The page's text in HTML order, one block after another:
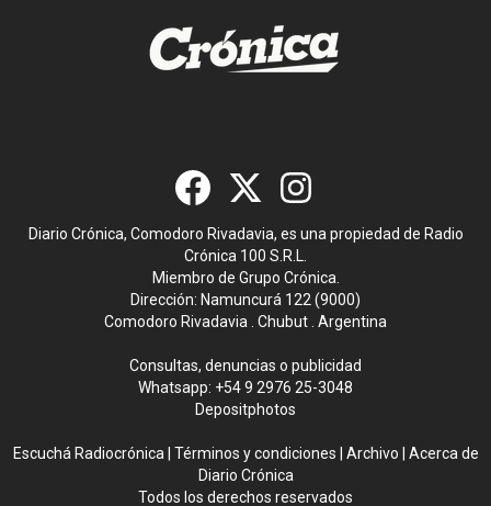
Diario Crónica, Comodoro Rivadavia, es una propiedad de Radio
Crónica 100 S.R.L.
Miembro de Grupo Crónica.
Dirección: Namuncurá 122 (9000)
Comodoro Rivadavia . Chubut . Argentina
Consultas, denuncias o publicidad
Whatsapp: +54 9 2976 25-3048
Depositphotos
Escuchá Radiocrónica Términos y condiciones Archivo
Acerca de
Diario Crónica
Todos los derechos reservados